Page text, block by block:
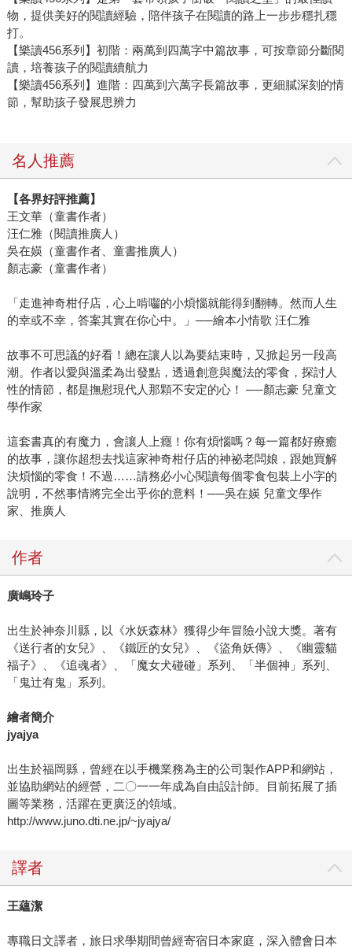
物，提供美好的閱讀經驗，陪伴孩子在閱讀的路上一步步穩扎穩
打。
【樂讀456系列】初階：兩萬到四萬字中篇故事，可按章節分斷閱
讀，培養孩子的閱讀續航力
【樂讀456系列】進階：四萬到六萬字長篇故事，更細膩深刻的情
節，幫助孩子發展思辨力
名人推薦
【各界好評推薦】
王文華（童書作者）
汪仁雅（閱讀推廣人）
吳在媖（童書作者、童書推廣人）
顏志豪（童書作者）
「走進神奇柑仔店，心上啃囓的小煩惱就能得到翻轉。然而人生
的幸或不幸，答案其實在你心中。」──繪本小情歌 汪仁雅
故事不可思議的好看！總在讓人以為要結束時，又掀起另一段高
潮。作者以愛與溫柔為出發點，透過創意與魔法的零食，探討人
性的情節，都是撫慰現代人那顆不安定的心！ ──顏志豪 兒童文
學作家
這套書真的有魔力，會讓人上癮！你有煩惱嗎？每一篇都好療癒
的故事，讓你超想去找這家神奇柑仔店的神祕老闆娘，跟她買解
決煩惱的零食！不過……請務必小心閱讀每個零食包裝上小字的
說明，不然事情將完全出乎你的意料！──吳在媖 兒童文學作
家、推廣人
作者
廣嶋玲子
出生於神奈川縣，以《水妖森林》獲得少年冒險小說大獎。著有
《送行者的女兒》、《鐵匠的女兒》、《盜角妖傳》、《幽靈貓
福子》、《追魂者》、「魔女犬碰碰」系列、「半個神」系列、
「鬼辻有鬼」系列。
繪者簡介
jyajya
出生於福岡縣，曾經在以手機業務為主的公司製作APP和網站，
並協助網站的經營，二〇一一年成為自由設計師。目前拓展了插
圖等業務，活躍在更廣泛的領域。
http://www.juno.dti.ne.jp/~jyajya/
譯者
王蘊潔
專職日文譯者，旅日求學期間曾經寄宿日本家庭，深入體會日本